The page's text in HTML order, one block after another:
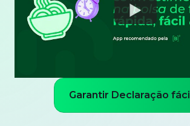
Watch
Garantir Declaração fácil